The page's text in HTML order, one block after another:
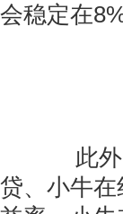
会稳定在
此外
贷、小牛